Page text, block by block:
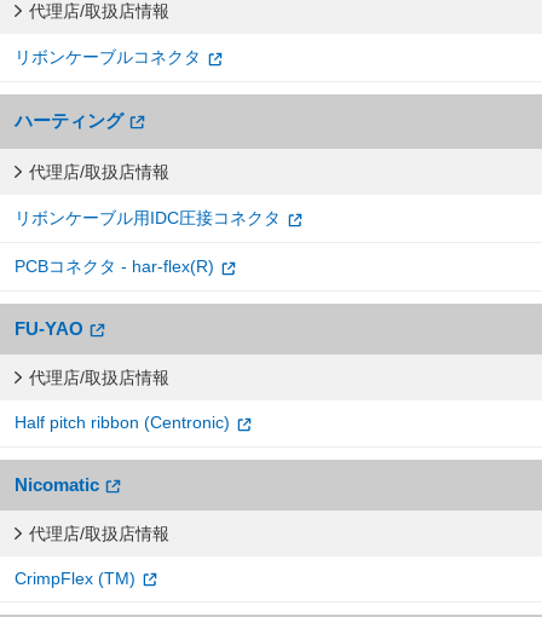
代理店/取扱店情報
リボンケーブルコネクタ
ハーティング
代理店/取扱店情報
リボンケーブル用IDC圧接コネクタ
PCBコネクタ - har-flex(R)
FU-YAO
代理店/取扱店情報
Half pitch ribbon (Centronic)
Nicomatic
代理店/取扱店情報
CrimpFlex (TM)